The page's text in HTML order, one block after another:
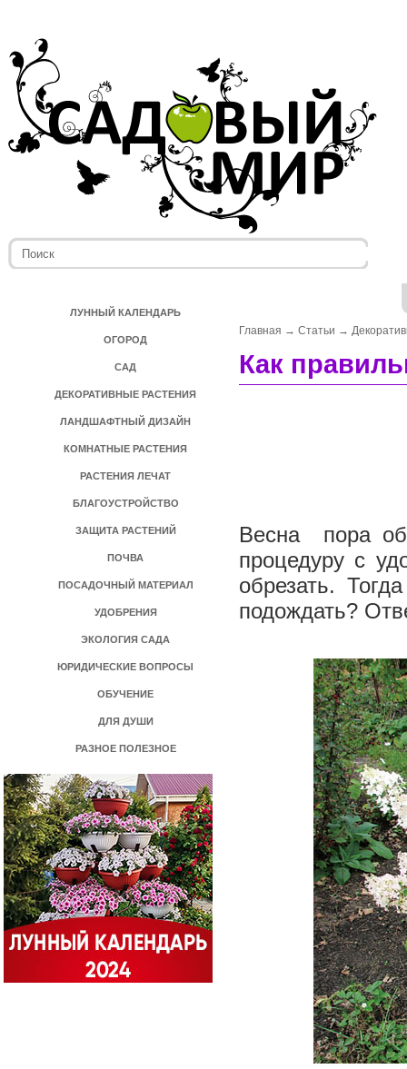
ЛУННЫЙ КАЛЕНДАРЬ
ОГОРОД
САД
ДЕКОРАТИВНЫЕ РАСТЕНИЯ
ЛАНДШАФТНЫЙ ДИЗАЙН
КОМНАТНЫЕ РАСТЕНИЯ
РАСТЕНИЯ ЛЕЧАТ
БЛАГОУСТРОЙСТВО
ЗАЩИТА РАСТЕНИЙ
ПОЧВА
ПОСАДОЧНЫЙ МАТЕРИАЛ
УДОБРЕНИЯ
ЭКОЛОГИЯ САДА
ЮРИДИЧЕСКИЕ ВОПРОСЫ
ОБУЧЕНИЕ
ДЛЯ ДУШИ
РАЗНОЕ ПОЛЕЗНОЕ
Главная → Статьи →
Как
Весна ­ пора
процедуру с
обрезать.
подождать?